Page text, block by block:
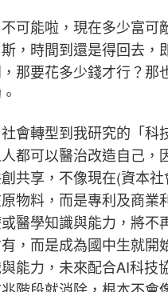
可能啦，現在多少富可
，時間到還是得回去，
那要花多少錢才行？那
會轉型到我研究的「科
都可以醫治改造自己，
共享，不像現在(資本
物料，而是專利及商業
醫學知識與能力，將不
，而是成為國中生就開
能力，未來配合AI科技